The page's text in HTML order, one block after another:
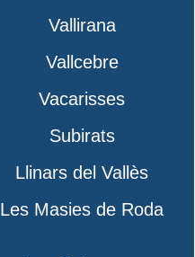
Vallirana
Vallcebre
Vacarisses
Subirats
Llinars del Vallès
Les Masies de Roda